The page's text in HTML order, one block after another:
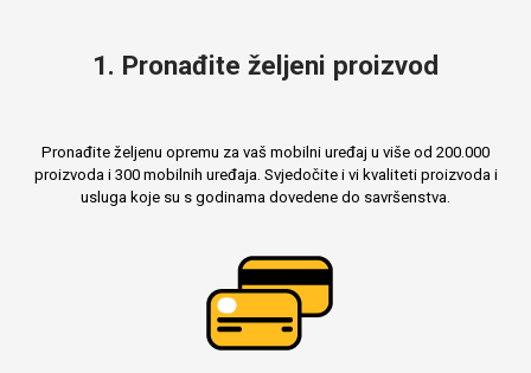
1. Pronađite željeni proizvod
Pronađite željenu opremu za vaš mobilni uređaj u više od 200.000
proizvoda i 300 mobilnih uređaja. Svjedočite i vi kvaliteti proizvoda i
usluga koje su s godinama dovedene do savršenstva.